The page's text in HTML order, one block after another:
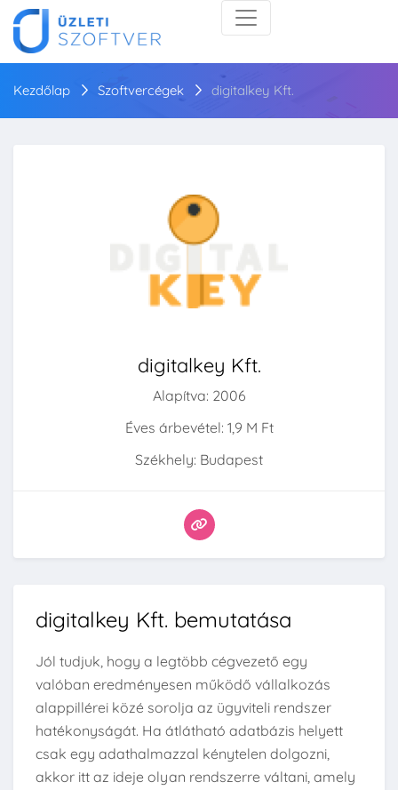
Kezdőlap Szoftvercégek digitalkey Kft.
digitalkey Kft.
Alapítva: 2006
Éves árbevétel: 1,9 M Ft
Székhely: Budapest
digitalkey Kft. bemutatása
Jól tudjuk, hogy a legtöbb cégvezető egy
valóban eredményesen működő vállalkozás
alappillérei közé sorolja az ügyviteli rendszer
hatékonyságát. Ha átlátható adatbázis helyett
csak egy adathalmazzal kénytelen dolgozni,
akkor itt az ideje olyan rendszerre váltani, amely